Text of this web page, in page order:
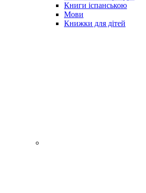
Книги іспанською
Мови
Книжки для дітей